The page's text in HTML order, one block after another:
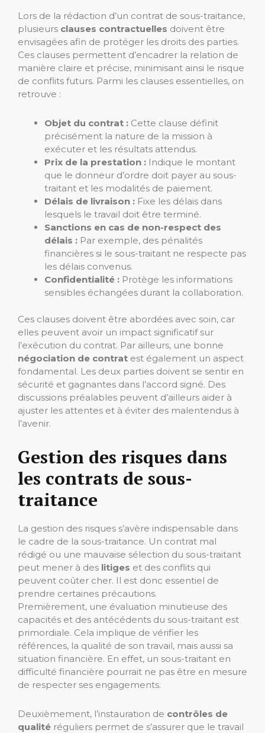
Lors de la rédaction d’un contrat de sous-traitance,
plusieurs clauses contractuelles doivent être
envisagées afin de protéger les droits des parties.
Ces clauses permettent d’encadrer la relation de
manière claire et précise, minimisant ainsi le risque
de conflits futurs. Parmi les clauses essentielles, on
retrouve :
Objet du contrat : Cette clause définit
précisément la nature de la mission à
exécuter et les résultats attendus.
Prix de la prestation : Indique le montant
que le donneur d’ordre doit payer au sous-
traitant et les modalités de paiement.
Délais de livraison : Fixe les délais dans
lesquels le travail doit être terminé.
Sanctions en cas de non-respect des
délais : Par exemple, des pénalités
financières si le sous-traitant ne respecte pas
les délais convenus.
Confidentialité : Protège les informations
sensibles échangées durant la collaboration.
Ces clauses doivent être abordées avec soin, car
elles peuvent avoir un impact significatif sur
l’exécution du contrat. Par ailleurs, une bonne
négociation de contrat est également un aspect
fondamental. Les deux parties doivent se sentir en
sécurité et gagnantes dans l’accord signé. Des
discussions préalables peuvent d’ailleurs aider à
ajuster les attentes et à éviter des malentendus à
l’avenir.
Gestion des risques dans
les contrats de sous-
traitance
La gestion des risques s’avère indispensable dans
le cadre de la sous-traitance. Un contrat mal
rédigé ou une mauvaise sélection du sous-traitant
peut mener à des litiges et des conflits qui
peuvent coûter cher. Il est donc essentiel de
prendre certaines précautions.
Premièrement, une évaluation minutieuse des
capacités et des antécédents du sous-traitant est
primordiale. Cela implique de vérifier les
références, la qualité de son travail, mais aussi sa
situation financière. En effet, un sous-traitant en
difficulté financière pourrait ne pas être en mesure
de respecter ses engagements.
Deuxièmement, l’instauration de contrôles de
qualité réguliers permet de s’assurer que le travail